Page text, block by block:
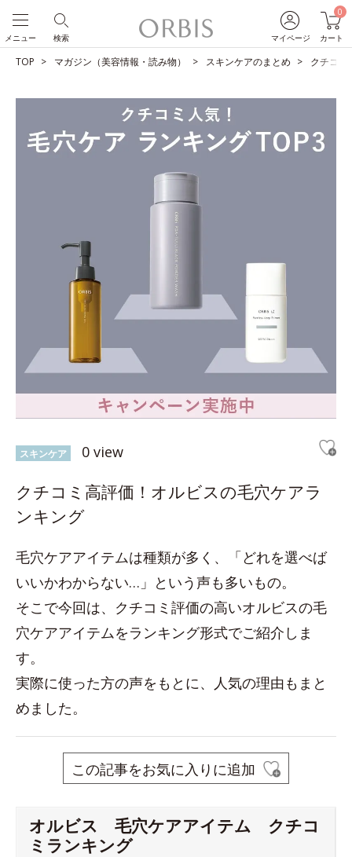
マイページ
0
カート
検索
メニュー
TOP マガジン（美容情報・読み物） スキンケアのまとめ クチコミ
スキンケア 0 view
クチコミ高評価！オルビスの毛穴ケアラ
ンキング
毛穴ケアアイテムは種類が多く、「どれを選べば
いいかわからない…」という声も多いもの。
そこで今回は、クチコミ評価の高いオルビスの毛
穴ケアアイテムをランキング形式でご紹介しま
す。
実際に使った方の声をもとに、人気の理由もまと
めました。
この記事をお気に入りに追加
オルビス 毛穴ケアアイテム クチコ
ミランキング